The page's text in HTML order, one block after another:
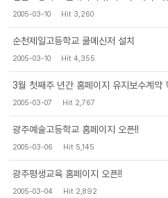
2005-03-10 Hit 3,260
순천제일고등학교 쿨메신저 설치
2005-03-10 Hit 4,355
3월 첫째주 년간 홈페이지 유지보수계약
2005-03-07 Hit 2,767
광주예술고등학교 홈페이지 오픈!!
2005-03-06 Hit 5,145
광주평생교육 홈페이지 오픈!!
2005-03-04 Hit 2,892